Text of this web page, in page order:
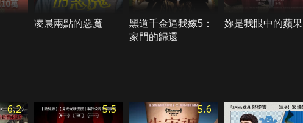
凌晨兩點的惡魔
黑道千金逼我嫁5：
家門的歸還
妳是我眼中的蘋果
6.2 5.5 5.6